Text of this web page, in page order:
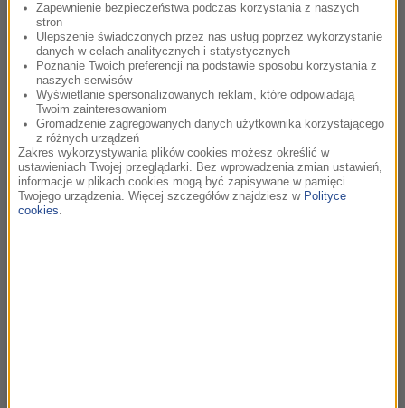
Co na urodzinową galę przywiózł Trevor Morris?
posłuchaj
Gospodarze wieczoru – Magda Miśka-Jackowska i Piotr
Borowiec.
Zapewnienie bezpieczeństwa podczas korzystania z naszych
stron
Ulepszenie świadczonych przez nas usług poprzez wykorzystanie
danych w celach analitycznych i statystycznych
Poznanie Twoich preferencji na podstawie sposobu korzystania z
naszych serwisów
Wyświetlanie spersonalizowanych reklam, które odpowiadają
Twoim zainteresowaniom
Gromadzenie zagregowanych danych użytkownika korzystającego
z różnych urządzeń
Zakres wykorzystywania plików cookies możesz określić w
ustawieniach Twojej przeglądarki. Bez wprowadzenia zmian ustawień,
informacje w plikach cookies mogą być zapisywane w pamięci
Twojego urządzenia. Więcej szczegółów znajdziesz w Polityce
cookies